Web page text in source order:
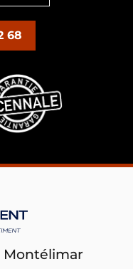
68
Montélimar